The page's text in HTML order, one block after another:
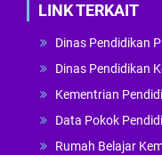
LINK TERKAIT
Dinas Pendidikan
Dinas Pendidikan
Kementrian
Data Pokok
Rumah Belajar